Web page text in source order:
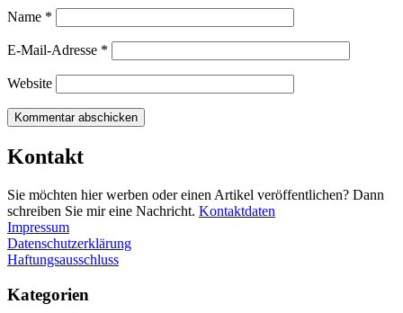
Name *
E-Mail-Adresse *
Website
Kontakt
Sie möchten hier werben oder einen Artikel veröffentlichen? Dann
schreiben Sie mir eine Nachricht. Kontaktdaten
Impressum
Datenschutzerklärung
Haftungsausschluss
Kategorien